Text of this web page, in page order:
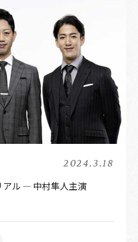
2024.3.18
ル ― 中村隼人主演